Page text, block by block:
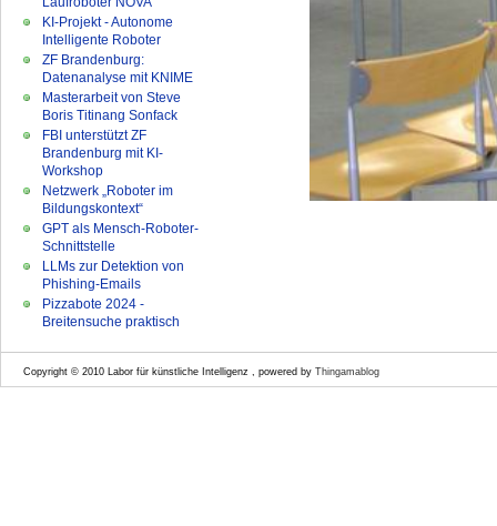
KI-Projekt - Autonome
Intelligente Roboter
ZF Brandenburg:
Datenanalyse mit KNIME
Masterarbeit von Steve
Boris Titinang Sonfack
FBI unterstützt ZF
Brandenburg mit KI-
Workshop
Netzwerk „Roboter im
Bildungskontext“
GPT als Mensch-Roboter-
Schnittstelle
LLMs zur Detektion von
Phishing-Emails
Pizzabote 2024 -
Breitensuche praktisch
Copyright © 2010 Labor für künstliche Intelligenz , powered by Thingamablog